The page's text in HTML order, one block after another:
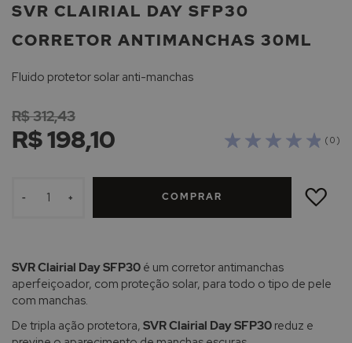
início
Galeria
imagens
SVR CLAIRIAL DAY SFP30
CORRETOR ANTIMANCHAS 30ML
Fluido protetor solar anti-manchas
( 0 )
R$ 198,10
R$ 312,43
- + COMPRAR
ADICIONAR
LISTA
SVR Clairial Day SFP30 é um corretor antimanchas
aperfeiçoador, com proteção solar, para todo o tipo de pele
com manchas.
De tripla ação protetora, SVR Clairial Day SFP30 reduz e